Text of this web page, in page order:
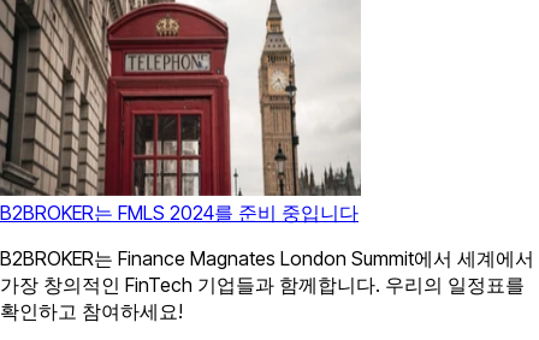
B2BROKER는 FMLS 2024를 준비 중입니다
B2BROKER는 Finance Magnates London Summit에서 세계에서
가장 창의적인 FinTech 기업들과 함께합니다. 우리의 일정표를
확인하고 참여하세요!